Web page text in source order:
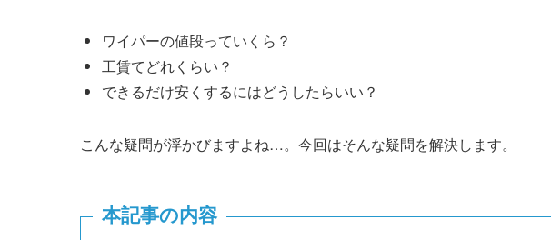
ワイパーの値段っていくら？
工賃てどれくらい？
できるだけ安くするにはどうしたらいい？
こんな疑問が浮かびますよね…。今回はそんな疑問を解決します。
本記事の内容